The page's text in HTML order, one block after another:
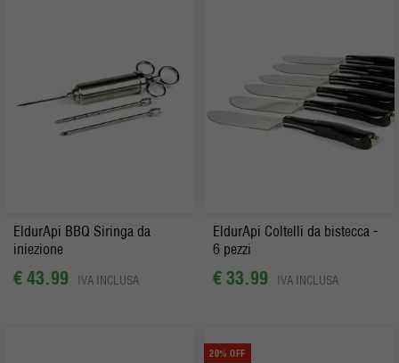
EldurApi BBQ Siringa da
iniezione
€ 43.99 IVA INCLUSA
EldurApi Coltelli da bistecca -
6 pezzi
€ 33.99 IVA INCLUSA
20% OFF